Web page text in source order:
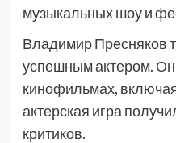
музыкальных шоу и
Владимир Пресняков
успешным актером. Он
кинофильмах,
актерская игра
критиков.